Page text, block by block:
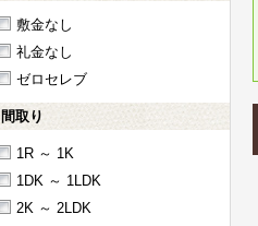
敷金なし
礼金なし
ゼロセレブ
間取り
1R ～ 1K
1DK ～ 1LDK
2K ～ 2LDK